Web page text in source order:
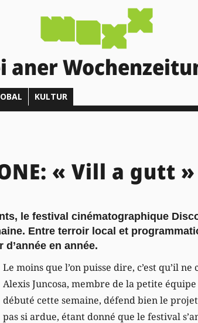
aner
KULTUR
« Vill a gutt »
le festival cinématographique
Entre terroir local et
en année.
Le moins que l’on puisse dire, c’est qu’il
Alexis Juncosa, membre de la petite
débuté cette semaine, défend bien le
pas si ardue, étant donné que le festival